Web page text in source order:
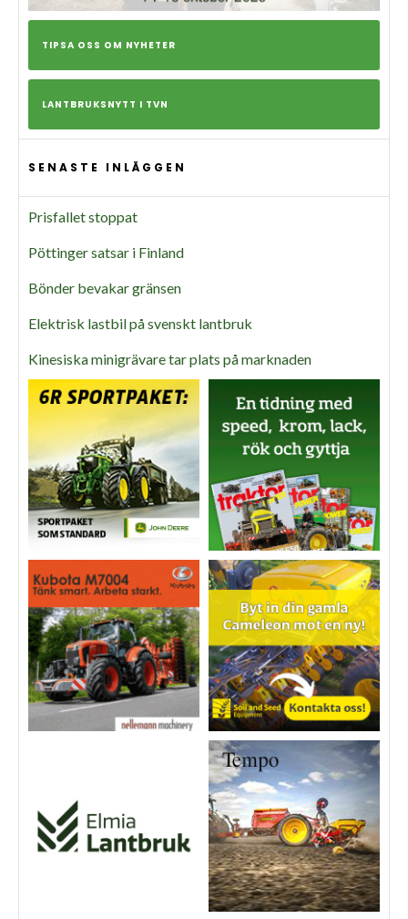
TIPSA OSS OM NYHETER
LANTBRUKSNYTT I TVN
SENASTE INLÄGGEN
Prisfallet stoppat
Pöttinger satsar i Finland
Bönder bevakar gränsen
Elektrisk lastbil på svenskt lantbruk
Kinesiska minigrävare tar plats på marknaden